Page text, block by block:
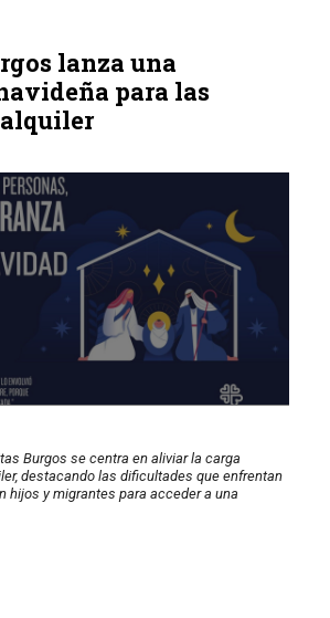
lanza una
para las
Burgos se centra en aliviar la carga
destacando las dificultades que enfrentan
hijos y migrantes para acceder a una